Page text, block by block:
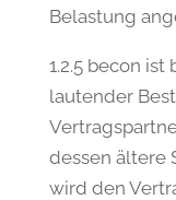
Belastung
1.2.5 becon
lautender
dessen ältere
wird den